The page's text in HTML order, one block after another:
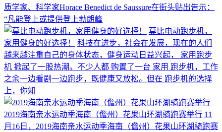
质学家、科学家Horace Benedict de Saussure在街头贴出告示：
“凡能登上或提供登上勃朗峰
莫比电动跑步机，
家用健身的好选择！
科技在进步，社会在发展，现在的人们
越来越注重自己的身体状态，健身运动日益兴起， 家用跑步
机 掀起了一股热潮。不少人都 购置了一台 家用 跑步机，工作
之余一边看剧一边跑步，既健康又放松。但在 跑步机的选择
上，你知
2019海南亲水运动季海南（儋州）花果山环湖骑跑赛举行 11
月16日，2019海南亲水运动季海南（儋州）花果山环湖骑跑赛